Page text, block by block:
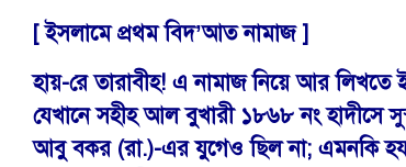
[ ইসলামে প্রথম বিদ’আত নামাজ ]
হায়-রে তারাবীহ! এ নামাজ নিয়ে আর
যেখানে সহীহ আল বুখারী ১৮৬৮ নং হাদীসে
আবু বকর (রা.)-এর যুগেও ছিল না; এমনকি